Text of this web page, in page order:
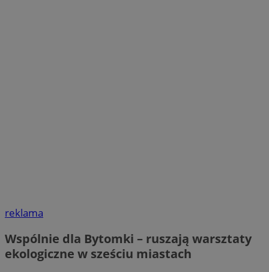
reklama
Wspólnie dla Bytomki – ruszają warsztaty
ekologiczne w sześciu miastach